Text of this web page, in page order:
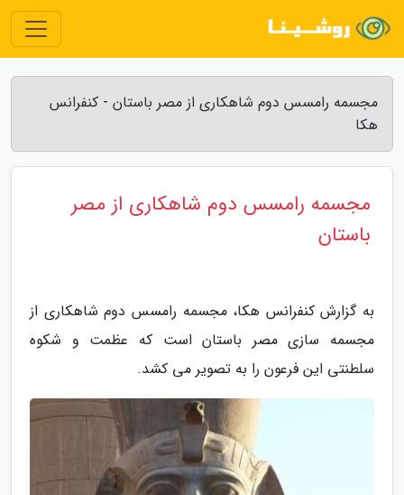
مجسمه رامسس دوم شاهکاری از مصر باستان - کنفرانس
هکا
مجسمه رامسس دوم شاهکاری از مصر
باستان
به گزارش کنفرانس هکا، مجسمه رامسس دوم شاهکاری از
مجسمه سازی مصر باستان است که عظمت و شکوه
سلطنتی این فرعون را به تصویر می کشد.